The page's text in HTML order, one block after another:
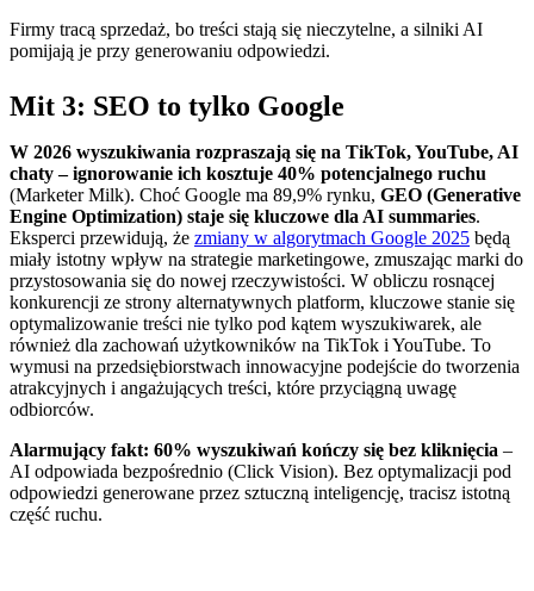
Firmy tracą sprzedaż, bo treści stają się nieczytelne, a silniki AI
pomijają je przy generowaniu odpowiedzi.
Mit 3: SEO to tylko Google
W 2026 wyszukiwania rozpraszają się na TikTok, YouTube, AI
chaty – ignorowanie ich kosztuje 40% potencjalnego ruchu
(Marketer Milk). Choć Google ma 89,9% rynku, GEO (Generative
Engine Optimization) staje się kluczowe dla AI summaries.
Eksperci przewidują, że zmiany w algorytmach Google 2025 będą
miały istotny wpływ na strategie marketingowe, zmuszając marki do
przystosowania się do nowej rzeczywistości. W obliczu rosnącej
konkurencji ze strony alternatywnych platform, kluczowe stanie się
optymalizowanie treści nie tylko pod kątem wyszukiwarek, ale
również dla zachowań użytkowników na TikTok i YouTube. To
wymusi na przedsiębiorstwach innowacyjne podejście do tworzenia
atrakcyjnych i angażujących treści, które przyciągną uwagę
odbiorców.
Alarmujący fakt: 60% wyszukiwań kończy się bez kliknięcia –
AI odpowiada bezpośrednio (Click Vision). Bez optymalizacji pod
odpowiedzi generowane przez sztuczną inteligencję, tracisz istotną
część ruchu.